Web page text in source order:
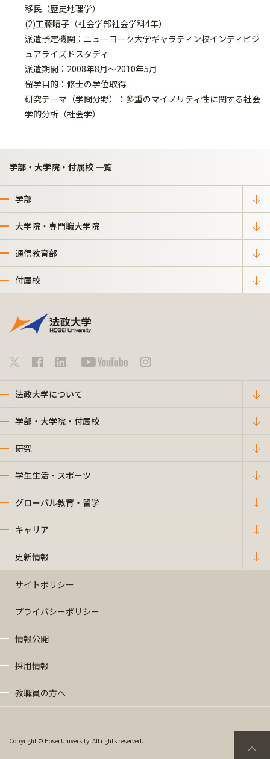
移民（歴史地理学）
(2)工藤晴子（社会学部社会学科4年）
派遣予定機関：ニューヨーク大学ギャラティン校インディビジ
ュアライズドスタディ
派遣期間：2008年8月～2010年5月
留学目的：修士の学位取得
研究テーマ（学問分野）：多重のマイノリティ性に関する社会
学的分析（社会学）
学部・大学院・付属校 一覧
学部
大学院・専門職大学院
通信教育部
付属校
法政大学について
学部・大学院・付属校
研究
学生生活・スポーツ
グローバル教育・留学
キャリア
更新情報
サイトポリシー
プライバシーポリシー
情報公開
採用情報
教職員の方へ
Copyright © Hosei University. All rights reserved.